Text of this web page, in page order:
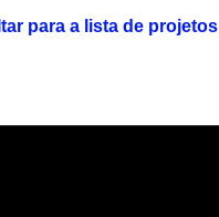
para a lista de projetos